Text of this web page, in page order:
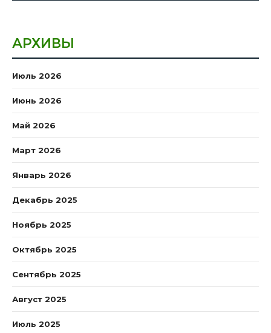
АРХИВЫ
Июль 2026
Июнь 2026
Май 2026
Март 2026
Январь 2026
Декабрь 2025
Ноябрь 2025
Октябрь 2025
Сентябрь 2025
Август 2025
Июль 2025